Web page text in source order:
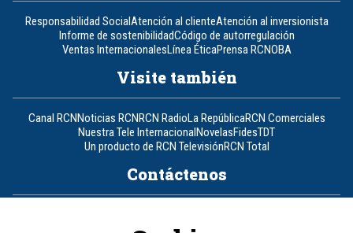
Responsabilidad SocialAtención al clienteAtención al inversionista
Informe de sostenibilidadCódigo de autorregulación
Ventas InternacionalesLínea ÉticaPrensa RCNOBA
Visite también
Canal RCNNoticias RCNRCN RadioLa RepúblicaRCN Comerciales
Nuestra Tele InternacionalNovelasFidesTDT
Un producto de RCN TelevisiónRCN Total
Contáctenos